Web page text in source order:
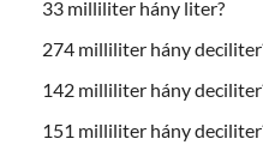
33 milliliter hány liter?
274 milliliter hány
142 milliliter hány
151 milliliter hány